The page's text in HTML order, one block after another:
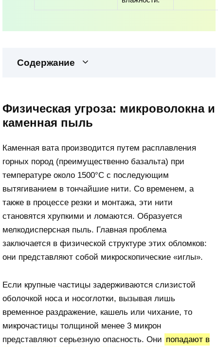
Содержание
Физическая угроза: микроволокна и
каменная пыль
Каменная вата производится путем расплавления
горных пород (преимущественно базальта) при
температуре около 1500°C с последующим
вытягиванием в тончайшие нити. Со временем, а
также в процессе резки и монтажа, эти нити
становятся хрупкими и ломаются. Образуется
мелкодисперсная пыль. Главная проблема
заключается в физической структуре этих обломков:
они представляют собой микроскопические «иглы».
Если крупные частицы задерживаются слизистой
оболочкой носа и носоглотки, вызывая лишь
временное раздражение, кашель или чихание, то
микрочастицы толщиной менее 3 микрон
представляют серьезную опасность. Они попадают в